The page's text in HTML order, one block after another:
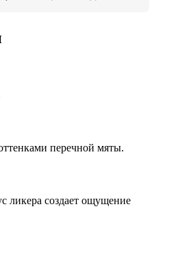
перечной мяты.
создает ощущение